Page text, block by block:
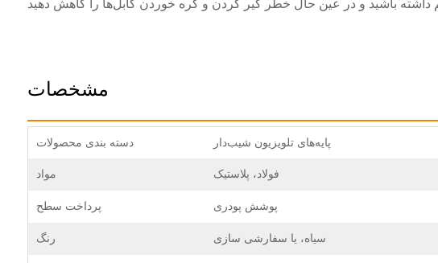
مشخصات
دسته بندی محصولات پایه‌های تلویزیون شیب‌دار
مواد فولاد، پلاستیک
پرداخت سطح پوشش پودری
رنگ سیاه، یا سفارشی سازی